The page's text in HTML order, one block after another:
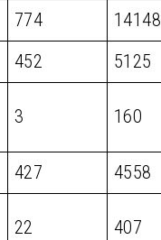
774
14148
452
5125
3 160
427
4558
22 407